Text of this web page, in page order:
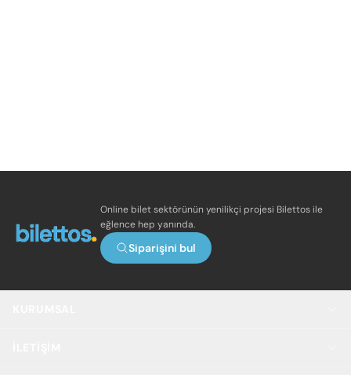
Online bilet sektörünün yenilikçi projesi Bilettos ile
eğlence hep yanında.
Siparişini bul